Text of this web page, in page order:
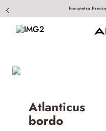
Encuentra
Atlanticus
bordo